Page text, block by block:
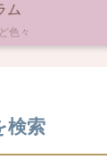
ム
色々
検索